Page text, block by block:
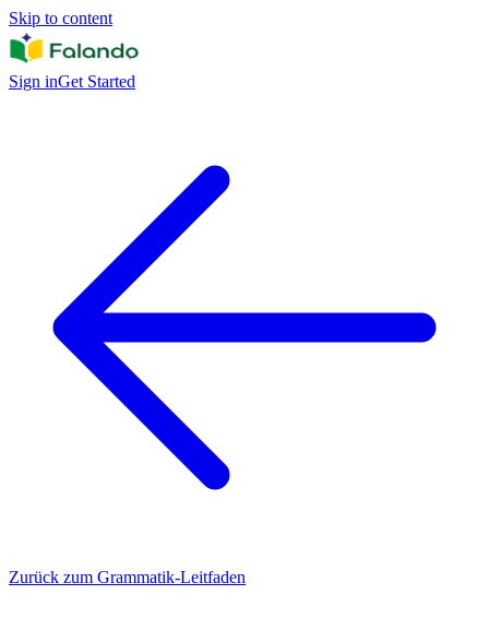
Skip to content
Sign inGet Started
Zurück zum Grammatik-Leitfaden